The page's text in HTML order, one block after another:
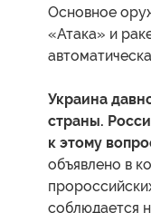
Основное
«Атака» и
Украина
страны.
к этому
объявлено в
соблюдается